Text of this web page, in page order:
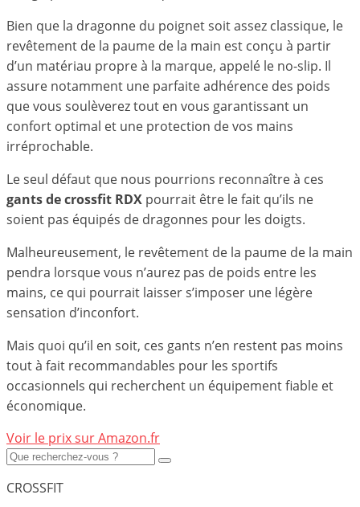
Bien que la dragonne du poignet soit assez classique, le
revêtement de la paume de la main est conçu à partir
d’un matériau propre à la marque, appelé le no-slip. Il
assure notamment une parfaite adhérence des poids
que vous soulèverez tout en vous garantissant un
confort optimal et une protection de vos mains
irréprochable.
Le seul défaut que nous pourrions reconnaître à ces
gants de crossfit RDX pourrait être le fait qu’ils ne
soient pas équipés de dragonnes pour les doigts.
Malheureusement, le revêtement de la paume de la main
pendra lorsque vous n’aurez pas de poids entre les
mains, ce qui pourrait laisser s’imposer une légère
sensation d’inconfort.
Mais quoi qu’il en soit, ces gants n’en restent pas moins
tout à fait recommandables pour les sportifs
occasionnels qui recherchent un équipement fiable et
économique.
Voir le prix sur Amazon.fr
CROSSFIT